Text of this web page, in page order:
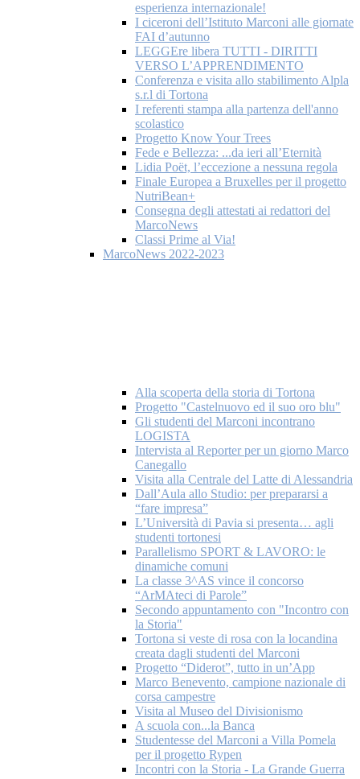
esperienza internazionale!
I ciceroni dell’Istituto Marconi alle giornate
FAI d’autunno
LEGGEre libera TUTTI - DIRITTI
VERSO L’APPRENDIMENTO
Conferenza e visita allo stabilimento Alpla
s.r.l di Tortona
I referenti stampa alla partenza dell'anno
scolastico
Progetto Know Your Trees
Fede e Bellezza: ...da ieri all’Eternità
Lidia Poët, l’eccezione a nessuna regola
Finale Europea a Bruxelles per il progetto
NutriBean+
Consegna degli attestati ai redattori del
MarcoNews
Classi Prime al Via!
MarcoNews 2022-2023
Alla scoperta della storia di Tortona
Progetto "Castelnuovo ed il suo oro blu"
Gli studenti del Marconi incontrano
LOGISTA
Intervista al Reporter per un giorno Marco
Canegallo
Visita alla Centrale del Latte di Alessandria
Dall’Aula allo Studio: per prepararsi a
“fare impresa”
L’Università di Pavia si presenta… agli
studenti tortonesi
Parallelismo SPORT & LAVORO: le
dinamiche comuni
La classe 3^AS vince il concorso
“ArMAteci di Parole”
Secondo appuntamento con "Incontro con
la Storia"
Tortona si veste di rosa con la locandina
creata dagli studenti del Marconi
Progetto “Diderot”, tutto in un’App
Marco Benevento, campione nazionale di
corsa campestre
Visita al Museo del Divisionismo
A scuola con...la Banca
Studentesse del Marconi a Villa Pomela
per il progetto Rypen
Incontri con la Storia - La Grande Guerra